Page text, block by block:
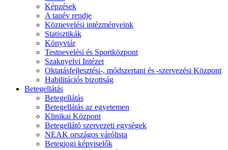
Képzések
A tanév rendje
Köznevelési intézményeink
Statisztikák
Könyvtár
Testnevelési és Sportközpont
Szaknyelvi Intézet
Oktatásfejlesztési-, módszertani és -szervezési Központ
Habilitációs bizottság
Betegellátás
Betegellátás
Betegellátás az egyetemen
Klinikai Központ
Betegellátó szervezeti egységek
NEAK országos várólista
Betegjogi képviselők